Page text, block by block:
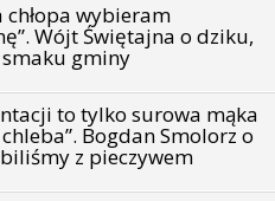
chłopa wybieram
Wójt Świętajna o dziku,
gminy
to tylko surowa mąka
Bogdan Smolorz o
z pieczywem